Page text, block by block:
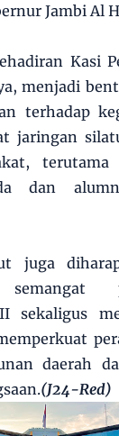
Jambi Al
Kasi
menjadi
terhadap
jaringan
dan
juga
sekaligus
daerah
(J24-Red)